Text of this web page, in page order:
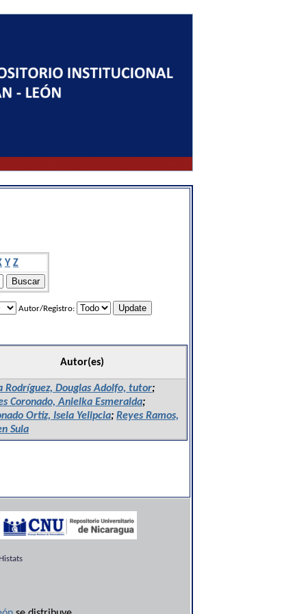
Y Z
Autor/Registro:
Autor(es)
Rodríguez, Douglas Adolfo, tutor;
Coronado, Anielka Esmeralda;
Ortiz, Isela Yelipcia; Reyes Ramos,
Sula